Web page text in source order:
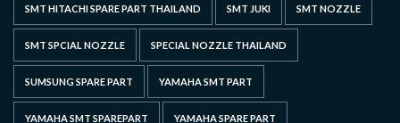
SMT HITACHI SPARE PART THAILAND SMT JUKI SMT NOZZLE
SMT SPCIAL NOZZLE SPECIAL NOZZLE THAILAND
SUMSUNG SPARE PART YAMAHA SMT PART
YAMAHA SMT SPAREPART YAMAHA SPARE PART